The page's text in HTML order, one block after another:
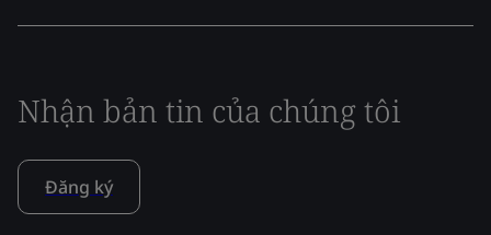
Nhận bản tin của chúng tôi
Đăng ký